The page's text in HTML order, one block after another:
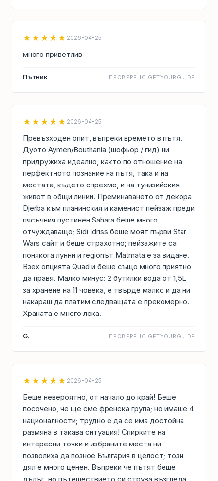
★★★★★ 2026-04-25
много приветлив
Пътник ПРОВЕРЕНО GETYOURGUIDE
★★★★★ 2026-04-25
Превъзходен опит, въпреки времето в пътя.
Дуото Aymen/Bouthania (шофьор / гид) ни
придружиха идеално, както по отношение на
перфектното познание на пътя, така и на
местата, където спрехме, и на тунизийския
живот в общи линии. Преминаването от декора
Djerba към планинския и каменист пейзаж преди
пясъчния пустинен Sahara беше много
отчуждаващо; Sidi Idriss беше моят първи Star
Wars сайт и беше страхотно; пейзажите са
понякога лунни и regionът Matmata е за видане.
Взех опцията Quad и беше също много приятно
да правя. Малко минус: 2 бутилки вода от 1,5L
за хранене на 11 човека, е твърде малко и да ни
накараш да платим следващата е прекомерно.
Храната е много лека.
G. ПРОВЕРЕНО GETYOURGUIDE
★★★★★ 2026-04-25
Беше невероятно, от начало до край! Беше
посочено, че ще сме френска група; но имаше 4
националности; трудно е да се има достойна
размяна в такава ситуация! Спирките на
интересни точки и избраните места ни
позволиха да позное България в целост; този
дял е много ценен. Въпреки че пътят беше
дълъг, но пътешествието си струва възгледа,